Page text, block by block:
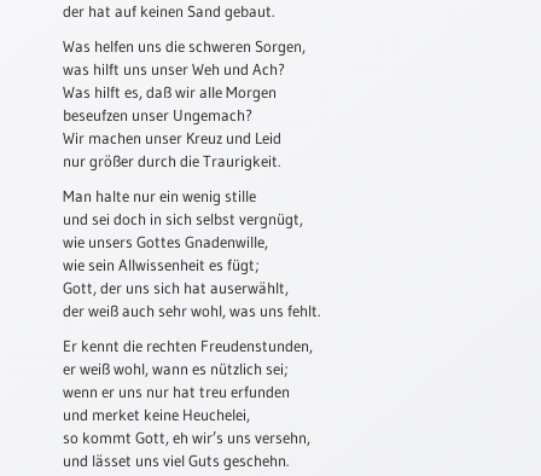
Kindergeburtstag
Konfirmation
Firmung
Erstkommunion
Liebe
(Jubel)Hochzeit
Einzug
Ostern
Weihnachten
Jahreswechsel
der hat auf keinen Sand gebaut.
Was helfen uns die schweren Sorgen,
was hilft uns unser Weh und Ach?
Was hilft es, daß wir alle Morgen
beseufzen unser Ungemach?
Wir machen unser Kreuz und Leid
nur größer durch die Traurigkeit.
Man halte nur ein wenig stille
und sei doch in sich selbst vergnügt,
wie unsers Gottes Gnadenwille,
wie sein Allwissenheit es fügt;
Gott, der uns sich hat auserwählt,
der weiß auch sehr wohl, was uns fehlt.
Er kennt die rechten Freudenstunden,
er weiß wohl, wann es nützlich sei;
wenn er uns nur hat treu erfunden
und merket keine Heuchelei,
so kommt Gott, eh wir’s uns versehn,
und lässet uns viel Guts geschehn.